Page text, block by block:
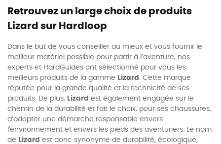
Retrouvez un large choix de produits
Lizard sur Hardloop
Dans le but de vous conseiller au mieux et vous fournir le
meilleur matériel possible pour partir à l’aventure, nos
experts et HardGuides ont sélectionné pour vous les
meilleurs produits de la gamme Lizard . Cette marque
réputée pour la grande qualité et la technicité de ses
produits. De plus, Lizard est également engagée sur le
chemin de la durabilité et fait le choix, pour ses chaussures,
d’adopter une démarche responsable envers
l'environnement et envers les pieds des aventuriers. Le nom
de Lizard est donc synonyme de durabilité, écologique,